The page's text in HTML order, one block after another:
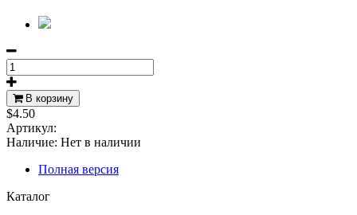
В корзину
$4.50
Артикул:
Наличие: Нет в наличии
Полная версия
Каталог